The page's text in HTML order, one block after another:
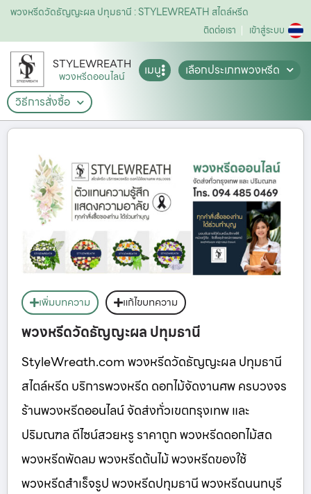
พวงหรีดวัดธัญญะผล ปทุมธานี : STYLEWREATH สไตล์หรีด
ติดต่อเรา เข้าสู่ระบบ
STYLEWREATH
พวงหรีดออนไลน์ เมนู
เลือกประเภทพวงหรีด
วิธีการสั่งซื้อ
เพิ่มบทความ แก้ไขบทความ
พวงหรีดวัดธัญญะผล ปทุมธานี
StyleWreath.com พวงหรีดวัดธัญญะผล ปทุมธานี
สไตล์หรีด บริการพวงหรีด ดอกไม้จัดงานศพ ครบวงจร
ร้านพวงหรีดออนไลน์ จัดส่งทั่วเขตกรุงเทพ และ
ปริมณฑล ดีไซน์สวยหรู ราคาถูก พวงหรีดดอกไม้สด
พวงหรีดพัดลม พวงหรีดต้นไม้ พวงหรีดของใช้
พวงหรีดสำเร็จรูป พวงหรีดปทุมธานี พวงหรีดนนทบุรี